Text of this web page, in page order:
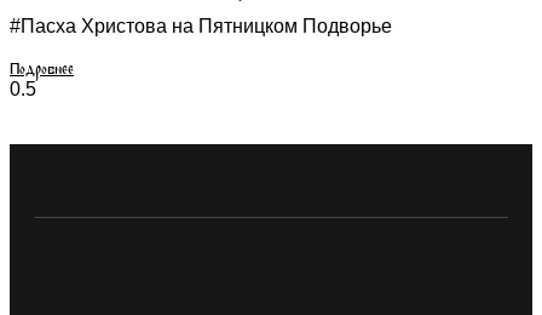
#Пасха Христова на Пятницком Подворье
Подробнее